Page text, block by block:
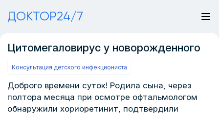
ДОКТОР24/7
Цитомегаловирус у новорожденного
Консультация детского инфекциониста
Доброго времени суток! Родила сына, через
полтора месяца при осмотре офтальмологом
обнаружили хориоретинит, подтвердили